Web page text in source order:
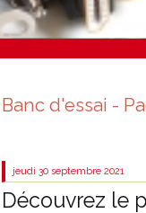
Banc d'essai -
jeudi 30 septembre 2021
Découvrez le